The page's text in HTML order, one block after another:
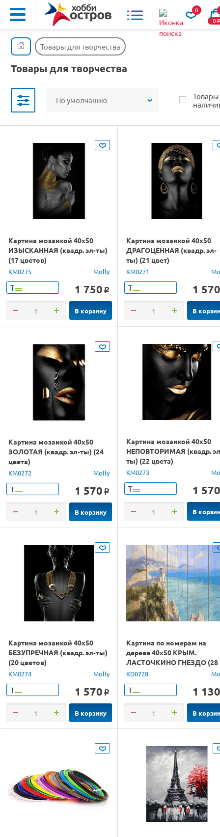
0
0o
Товары для творчества
Товары для творчества
По умолчанию
Товары
Картина мозаикой 40х50
ИЗЫСКАННАЯ (квадр. эл-ты)
(17 цветов)
KM0275 Molly
Т 1 750 o
В корзину
Картина мозаикой 40х50
ДРАГОЦЕННАЯ (квадр. эл-
ты) (21 цвет)
KM0271
Т 1 570
В
Картина мозаикой 40х50
ЗОЛОТАЯ (квадр. эл-ты) (24
цвета)
KM0272 Molly
Т 1 570 o
В корзину
Картина мозаикой 40х50
НЕПОВТОРИМАЯ (квадр.
ты) (22 цвета)
KM0273
Т 1 570
В
Картина мозаикой 40х50
БЕЗУПРЕЧНАЯ (квадр. эл-ты)
(20 цветов)
KM0274 Molly
Т 1 570 o
В корзину
Картина по номерам на
дереве 40х50 КРЫМ.
ЛАСТОЧКИНО ГНЕЗДО (28
цветов)
KD0728
Т 1 130
В